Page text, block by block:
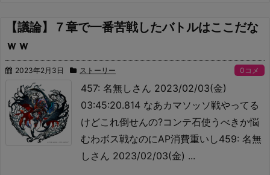
【議論】７章で一番苦戦したバトルはここだな
ｗｗ
2023年2月3日 ストーリー 0コメ
457: 名無しさん 2023/02/03(金)
03:45:20.814 なあカマソッソ戦やってる
けどこれ倒せんの?コンテ石使うべきか悩
むわボス戦なのにAP消費重いし459: 名無
しさん 2023/02/03(金) ...